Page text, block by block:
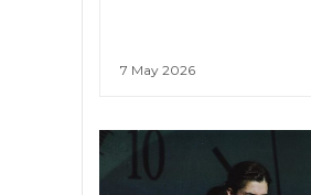
7 May 2026